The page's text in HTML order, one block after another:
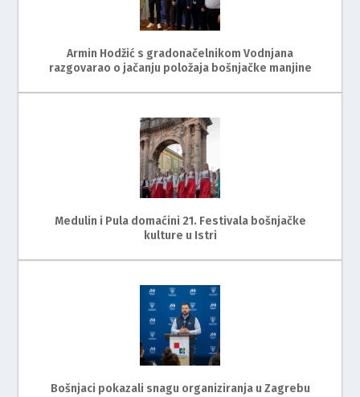
Armin Hodžić s gradonačelnikom Vodnjana
razgovarao o jačanju položaja bošnjačke manjine
Medulin i Pula domaćini 21. Festivala bošnjačke
kulture u Istri
Bošnjaci pokazali snagu organiziranja u Zagrebu